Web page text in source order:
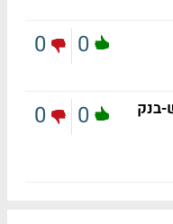
0
0
בנק
0
0